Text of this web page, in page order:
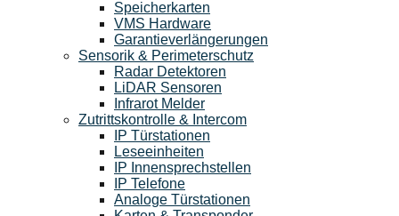
Speicherkarten
VMS Hardware
Garantieverlängerungen
Sensorik & Perimeterschutz
Radar Detektoren
LiDAR Sensoren
Infrarot Melder
Zutrittskontrolle & Intercom
IP Türstationen
Leseeinheiten
IP Innensprechstellen
IP Telefone
Analoge Türstationen